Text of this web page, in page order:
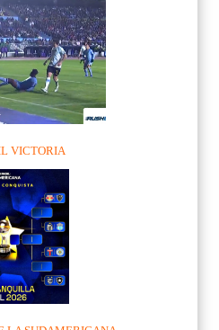
VICTORIA